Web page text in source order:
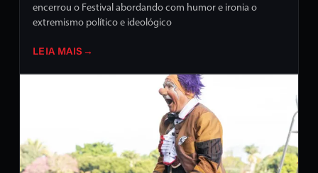
encerrou o Festival abordando com humor e ironia o
extremismo político e ideológico
LEIA MAIS →